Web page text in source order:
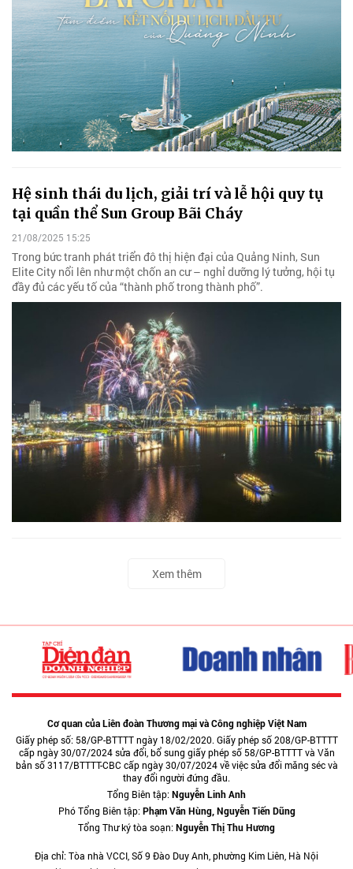
Hệ sinh thái du lịch, giải trí và lễ hội quy tụ
tại quần thể Sun Group Bãi Cháy
21/08/2025 15:25
Trong bức tranh phát triển đô thị hiện đại của Quảng Ninh, Sun
Elite City nổi lên như một chốn an cư – nghỉ dưỡng lý tưởng, hội tụ
đầy đủ các yếu tố của “thành phố trong thành phố”.
Xem thêm
Cơ quan của Liên đoàn Thương mại và Công nghiệp Việt Nam
Giấy phép số: 58/GP-BTTTT ngày 18/02/2020. Giấy phép số 208/GP-BTTTT
cấp ngày 30/07/2024 sửa đổi, bổ sung giấy phép số 58/GP-BTTTT và Văn
bản số 3117/BTTTT-CBC cấp ngày 30/07/2024 về việc sửa đổi măng séc và
thay đổi người đứng đầu.
Tổng Biên tập:Nguyễn Linh Anh
Phó Tổng Biên tập:Phạm Văn Hùng, Nguyễn Tiến Dũng
Tổng Thư ký tòa soạn:Nguyễn Thị Thu Hương
Địa chỉ: Tòa nhà VCCI, Số 9 Đào Duy Anh, phường Kim Liên, Hà Nội